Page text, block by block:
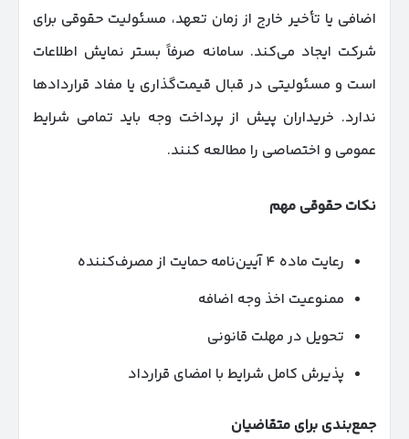
اضافی یا تأخیر خارج از زمان تعهد، مسئولیت حقوقی برای
شرکت ایجاد می‌کند. سامانه صرفاً بستر نمایش اطلاعات
است و مسئولیتی در قبال قیمت‌گذاری یا مفاد قراردادها
ندارد. خریداران پیش از پرداخت وجه باید تمامی شرایط
عمومی و اختصاصی را مطالعه کنند.
نکات حقوقی مهم
رعایت ماده ۴ آیین‌نامه حمایت از مصرف‌کننده
ممنوعیت اخذ وجه اضافه
تحویل در مهلت قانونی
پذیرش کامل شرایط با امضای قرارداد
جمع‌بندی برای متقاضیان